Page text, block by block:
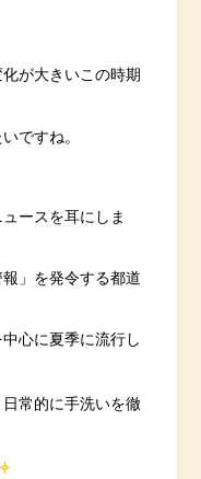
が大きいこの時期
ですね。
ースを耳にしま
」を発令する都道
心に夏季に流行し
常的に手洗いを徹